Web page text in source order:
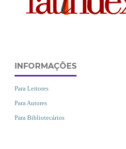
INFORMAÇÕES
Para Leitores
Para Autores
Para Bibliotecários